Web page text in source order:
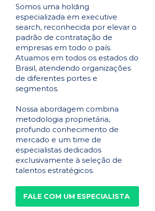
Somos uma holding
especializada em executive
search, reconhecida por elevar o
padrão de contratação de
empresas em todo o país.
Atuamos em todos os estados do
Brasil, atendendo organizações
de diferentes portes e
segmentos.
Nossa abordagem combina
metodologia proprietária,
profundo conhecimento de
mercado e um time de
especialistas dedicados
exclusivamente à seleção de
talentos estratégicos.
FALE COM UM ESPECIALISTA